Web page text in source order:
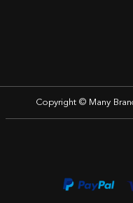
Copyright © Many